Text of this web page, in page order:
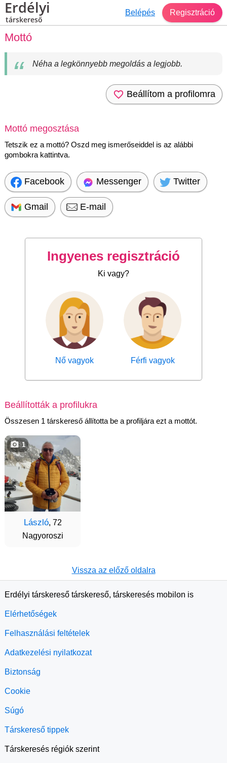
Erdélyi
társkereső
Belépés Regisztráció
Mottó
Néha a legkönnyebb megoldás a legjobb.
Beállítom a profilomra
Mottó megosztása
Tetszik ez a mottó? Oszd meg ismerőseiddel is az alábbi
gombokra kattintva.
Facebook Messenger Twitter
Gmail E-mail
Ingyenes regisztráció
Ki vagy?
Nő vagyok Férfi vagyok
Beállították a profilukra
Összesen 1 társkereső állította be a profiljára ezt a mottót.
László, 72
Nagyoroszi
1
Vissza az előző oldalra
Erdélyi társkereső társkereső, társkeresés mobilon is
Elérhetőségek
Felhasználási feltételek
Adatkezelési nyilatkozat
Biztonság
Cookie
Súgó
Társkereső tippek
Társkeresés régiók szerint